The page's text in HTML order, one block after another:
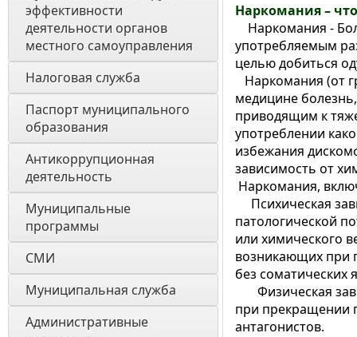
эффективности
деятельности органов
местного самоуправления
Налоговая служба
Паспорт муниципального
образования
Антикоррупционная
деятельность
Муниципальные
программы
СМИ
Муниципальная служба
Административные
Наркомания –
Наркомания -
употребляемым
целью добиться
Наркомания (от
медицине
приводящим к
употреблении
избежания
зависимость от
Наркомания,
Психическая
патологической
или химического
возникающих при
без соматических
Физическая
при прекращении
антагонистов.